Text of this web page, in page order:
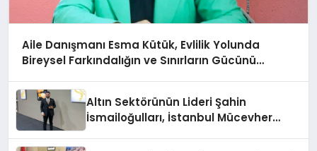
Aile Danışmanı Esma Kütük, Evlilik Yolunda
Bireysel Farkındalığın ve Sınırların Gücünü
Altın Sektörünün Lideri Şahin
İsmailoğulları, İstanbul Mücevher